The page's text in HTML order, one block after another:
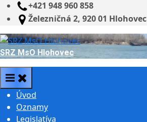
+421 948 960 858
Železničná 2, 920 01 Hlohovec
SRZ MsO Hlohovec
Úvod
Oznamy
Legislatíva